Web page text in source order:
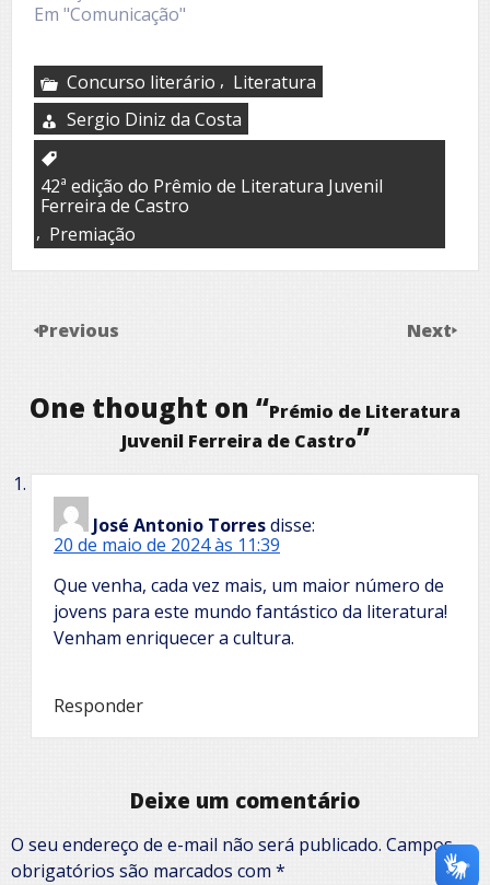
Em "Comunicação"
Concurso literário , Literatura
Sergio Diniz da Costa
42ª edição do Prêmio de Literatura Juvenil
Ferreira de Castro
, Premiação
Previous Next
One thought on “Prémio de Literatura
Juvenil Ferreira de Castro”
José Antonio Torresdisse:
20 de maio de 2024 às 11:39
Que venha, cada vez mais, um maior número de
jovens para este mundo fantástico da literatura!
Venham enriquecer a cultura.
Responder
Deixe um comentário
O seu endereço de e-mail não será publicado. Campos
obrigatórios são marcados com *